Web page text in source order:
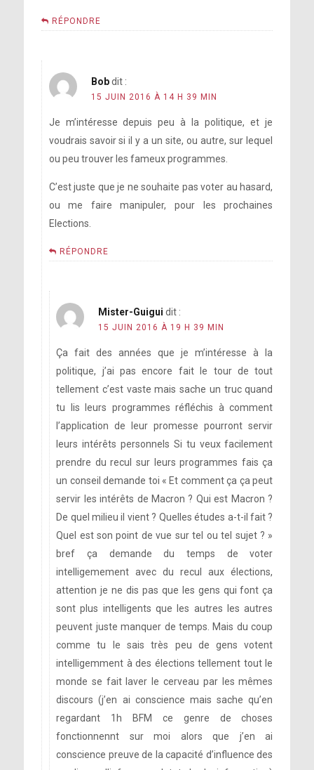
RÉPONDRE
Bob dit :
15 JUIN 2016 À 14 H 39 MIN
Je m’intéresse depuis peu à la politique, et je
voudrais savoir si il y a un site, ou autre, sur lequel
ou peu trouver les fameux programmes.
C’est juste que je ne souhaite pas voter au hasard,
ou me faire manipuler, pour les prochaines
Elections.
RÉPONDRE
Mister-Guigui dit :
15 JUIN 2016 À 19 H 39 MIN
Ça fait des années que je m’intéresse à la
politique, j’ai pas encore fait le tour de tout
tellement c’est vaste mais sache un truc quand
tu lis leurs programmes réfléchis à comment
l’application de leur promesse pourront servir
leurs intérêts personnels Si tu veux facilement
prendre du recul sur leurs programmes fais ça
un conseil demande toi « Et comment ça ça peut
servir les intérêts de Macron ? Qui est Macron ?
De quel milieu il vient ? Quelles études a-t-il fait ?
Quel est son point de vue sur tel ou tel sujet ? »
bref ça demande du temps de voter
intelligemement avec du recul aux élections,
attention je ne dis pas que les gens qui font ça
sont plus intelligents que les autres les autres
peuvent juste manquer de temps. Mais du coup
comme tu le sais très peu de gens votent
intelligemment à des élections tellement tout le
monde se fait laver le cerveau par les mêmes
discours (j’en ai conscience mais sache qu’en
regardant 1h BFM ce genre de choses
fonctionnennt sur moi alors que j’en ai
conscience preuve de la capacité d’influence des